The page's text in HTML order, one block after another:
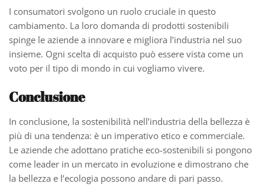
I consumatori svolgono un ruolo cruciale in questo
cambiamento. La loro domanda di prodotti sostenibili
spinge le aziende a innovare e migliora l’industria nel suo
insieme. Ogni scelta di acquisto può essere vista come un
voto per il tipo di mondo in cui vogliamo vivere.
Conclusione
In conclusione, la sostenibilità nell’industria della bellezza è
più di una tendenza: è un imperativo etico e commerciale.
Le aziende che adottano pratiche eco-sostenibili si pongono
come leader in un mercato in evoluzione e dimostrano che
la bellezza e l’ecologia possono andare di pari passo.